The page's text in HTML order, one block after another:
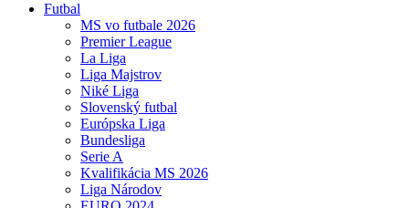
Futbal
MS vo futbale 2026
Premier League
La Liga
Liga Majstrov
Niké Liga
Slovenský futbal
Európska Liga
Bundesliga
Serie A
Kvalifikácia MS 2026
Liga Národov